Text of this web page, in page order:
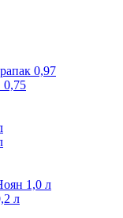
0,97
0,75
1,0 л
л